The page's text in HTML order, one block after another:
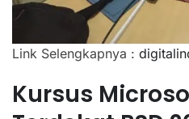
Link Selengkapnya :
Kursus